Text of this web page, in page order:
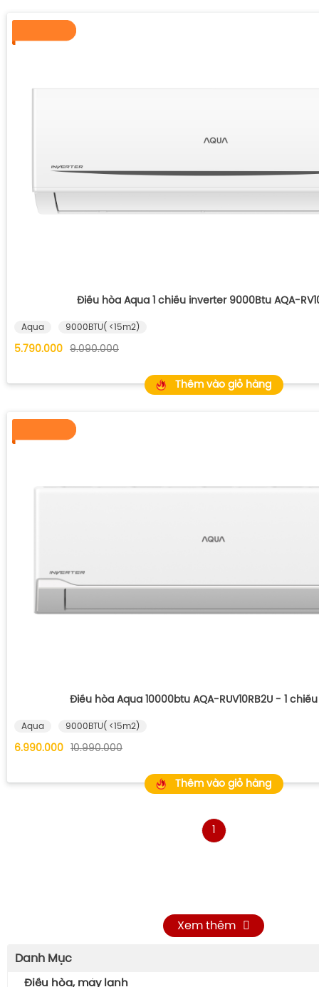
Điều hòa Aqua 1 chiều inverter 9000Btu AQA-
Aqua 9000BTU( <15m2)
5.790.000 9.090.000
Thêm vào giỏ hàng
Điều hòa Aqua 10000btu AQA-RUV10RB2U - 1
Aqua 9000BTU( <15m2)
6.990.000 10.990.000
Thêm vào giỏ hàng
1
Xem thêm
Danh Mục
Điều hòa, máy lạnh